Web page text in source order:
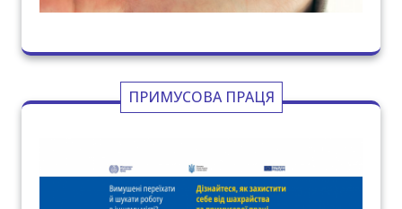
ПРИМУСОВА ПРАЦЯ